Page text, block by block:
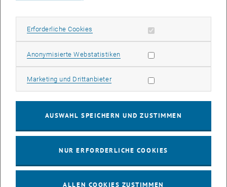
INFORMATIONSVERANSTALTUNG Online, via Zoom
Info Session Learning Journey Turin
03
INFORMATIONSVERANSTALTUNG Online, Via Zoom
Erforderliche Cookies Erforderliche Cookies zulassen
Anonymisierte WebstatistikenStatistik Cookies zulassen
Marketing und DrittanbieterMarketing Cookies zulassen
AUSWAHL SPEICHERN UND ZUSTIMMEN
NUR ERFORDERLICHE COOKIES
ALLEN COOKIES ZUSTIMMEN